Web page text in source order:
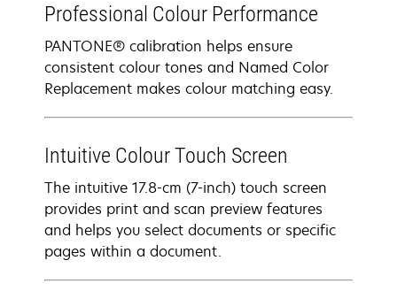
Professional Colour Performance
PANTONE® calibration helps ensure
consistent colour tones and Named Color
Replacement makes colour matching easy.
Intuitive Colour Touch Screen
The intuitive 17.8-cm (7-inch) touch screen
provides print and scan preview features
and helps you select documents or specific
pages within a document.